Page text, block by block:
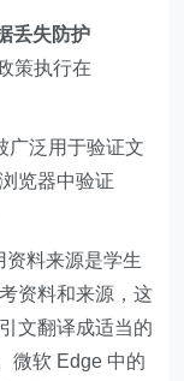
丢失防护
策执行在
广泛用于验证文
览器中验证
资料来源是学生
资料和来源，这
文翻译成适当的
微软 Edge 中的